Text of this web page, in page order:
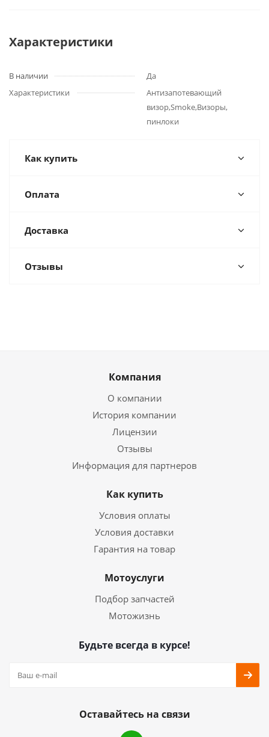
Характеристики
В наличии
Да
Характеристики
Антизапотевающий
визор,Smoke,Визоры,
пинлоки
Как купить
Оплата
Доставка
Отзывы
Компания
О компании
История компании
Лицензии
Отзывы
Информация для партнеров
Как купить
Условия оплаты
Условия доставки
Гарантия на товар
Мотоуслуги
Подбор запчастей
Мотожизнь
Будьте всегда в курсе!
Оставайтесь на связи